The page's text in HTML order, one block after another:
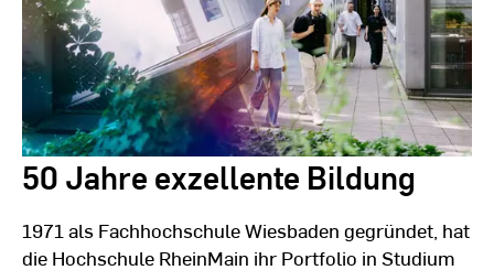
50 Jahre exzellente Bildung
1971 als Fachhochschule Wiesbaden gegründet, hat
die Hochschule RheinMain ihr Portfolio in Studium